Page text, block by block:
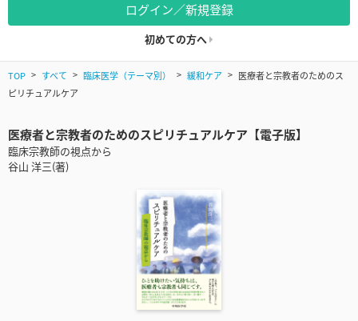
ログイン／新規登録
初めての方へ
TOP すべて 臨床医学（テーマ別） 緩和ケア
医療者と宗教者のためのス
ピリチュアルケア
医療者と宗教者のためのスピリチュアルケア【電子版】
臨床宗教師の視点から
谷山 洋三(著)